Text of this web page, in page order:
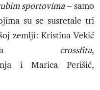
sportovima– samo
su se susretale tri
zemlji: Kristina Vekić
crossfita,
i Marica Perišić,